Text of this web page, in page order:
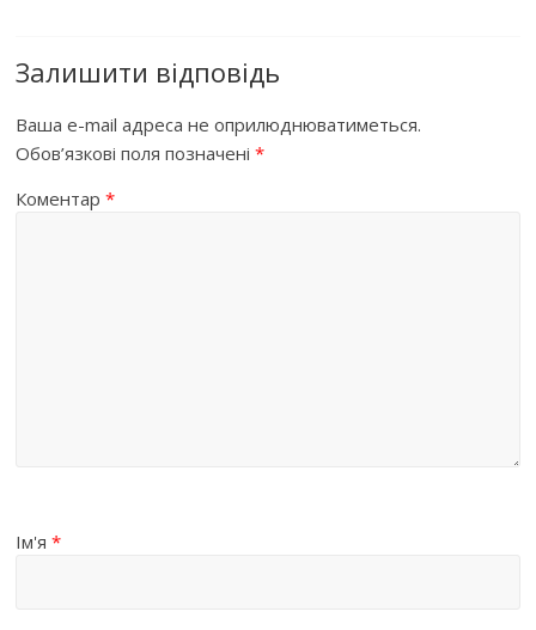
Залишити відповідь
Ваша e-mail адреса не оприлюднюватиметься.
Обов’язкові поля позначені*
Коментар*
Ім'я*